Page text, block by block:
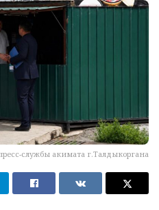
службы акимата г.Талдыкоргана